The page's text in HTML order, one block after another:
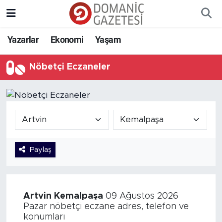
Yazarlar Ekonomi Yaşam
Nöbetçi Eczaneler
Paylaş
Artvin Kemalpaşa 09 Ağustos 2026
Pazar nöbetçi eczane adres, telefon ve
konumları